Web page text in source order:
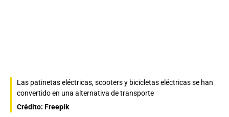
Las patinetas eléctricas, scooters y bicicletas eléctricas se han
convertido en una alternativa de transporte
Crédito: Freepik